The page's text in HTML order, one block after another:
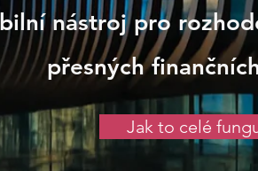
nástroj pro
přesných
Jak to celé